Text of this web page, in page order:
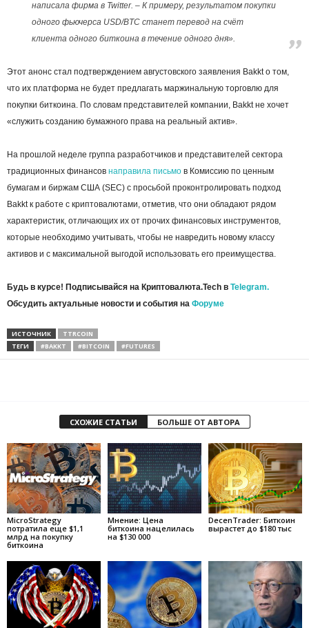
написала фирма в Twitter. – К примеру, результатом покупки
одного фьючерса USD/BTC станет перевод на счёт
клиента одного биткоина в течение одного дня».
Этот анонс стал подтверждением августовского заявления Bakkt о том,
что их платформа не будет предлагать маржинальную торговлю для
покупки биткоина. По словам представителей компании, Bakkt не хочет
«служить созданию бумажного права на реальный актив».
На прошлой неделе группа разработчиков и представителей сектора
традиционных финансов направила письмо в Комиссию по ценным
бумагам и биржам США (SEC) с просьбой проконтролировать подход
Bakkt к работе с криптовалютами, отметив, что они обладают рядом
характеристик, отличающих их от прочих финансовых инструментов,
которые необходимо учитывать, чтобы не навредить новому классу
активов и с максимальной выгодой использовать его преимущества.
Будь в курсе! Подписывайся на Криптовалюта.Tech в Telegram.
Обсудить актуальные новости и события на Форуме
ИСТОЧНИК
TTRCOIN
ТЕГИ
#BAKKT #BITCOIN #FUTURES
СХОЖИЕ СТАТЬИ БОЛЬШЕ ОТ АВТОРА
MicroStrategy
потратила еще $1,1
млрд на покупку
биткоина
Мнение: Цена
биткоина нацелилась
на $130 000
DecenTrader: Биткоин
вырастет до $180 тыс